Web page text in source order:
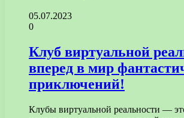
05.07.2023
0
Клуб виртуальной
вперед в мир
приключений!
Клубы виртуальной реальности —